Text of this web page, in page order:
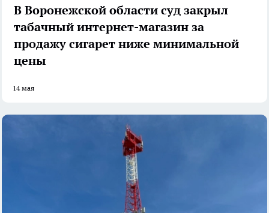
В Воронежской области суд закрыл
табачный интернет-магазин за
продажу сигарет ниже минимальной
цены
14 мая